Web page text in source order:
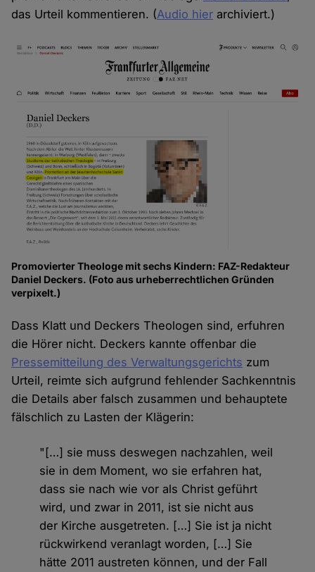
das Urteil kommentieren. (Audio hier archiviert.)
Promovierter Theologe mit sechs Kindern: FAZ-Redakteur
Daniel Deckers. (Foto aus urheberrechtlichen Gründen
verpixelt.)
Dass Klatt und Deckers Theologen sind, erfuhren
die Hörer nicht. Deckers kannte offenbar die
Pressemitteilung des Verwaltungsgerichts zum
Urteil, reimte sich aufgrund fehlender Sachkenntnis
die Details aber falsch zusammen und behauptete
fälschlich zu Lasten der Klägerin:
"[…] sie muss deswegen nachzahlen, weil
sie in dem Moment, wo sie erfahren hat,
dass sie nach wie vor als Christ geführt
wird, und zwar in 2011, ist sie nicht aus
der Kirche ausgetreten. […] Sie ist ja nicht
rückwirkend veranlagt worden, […] Sie
hätte 2011 austreten können, und der Fall